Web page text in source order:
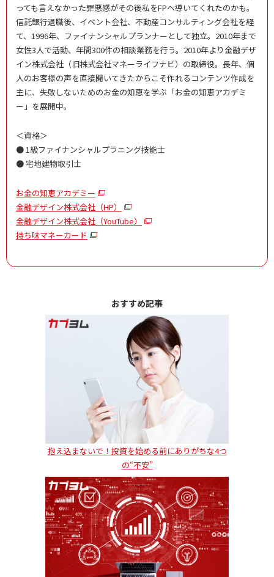
っても言えなかった罪悪感がその後私をFPへ導いてくれたのかも。
信託銀行退職後、イベント会社、不動産コンサルティング会社を経
て、1996年、ファイナンシャルプランナーとして独立。2010年まで
女性3人で活動、年間300件の相談業務を行う。2010年より金融デザ
イン株式会社（旧株式会社マネーライフナビ）の取締役。長年、個
人のお客様の声を直接聞いてきたからこそ作れるコンテンツ作成を
主に、失敗しないためのお金の知恵を学ぶ「お金の知恵アカデミ
ー」を展開中。
＜資格＞
● 1級ファイナンシャルプラニング技能士
● 宅地建物取引士
お金の知恵アカデミー
金融デザイン株式会社（HP）
金融デザイン株式会社（YouTube）
持ち味マネーカード
おすすめ記事
抱え込まないで！投資を始める前にありがちな4つ
の“不安”